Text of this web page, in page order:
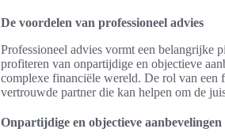
De voordelen van professioneel advies
Professioneel advies vormt een belangrijke
profiteren van onpartijdige en objectieve
complexe financiële wereld. De rol van een
vertrouwde partner die kan helpen om de
Onpartijdige en objectieve aanbevelingen